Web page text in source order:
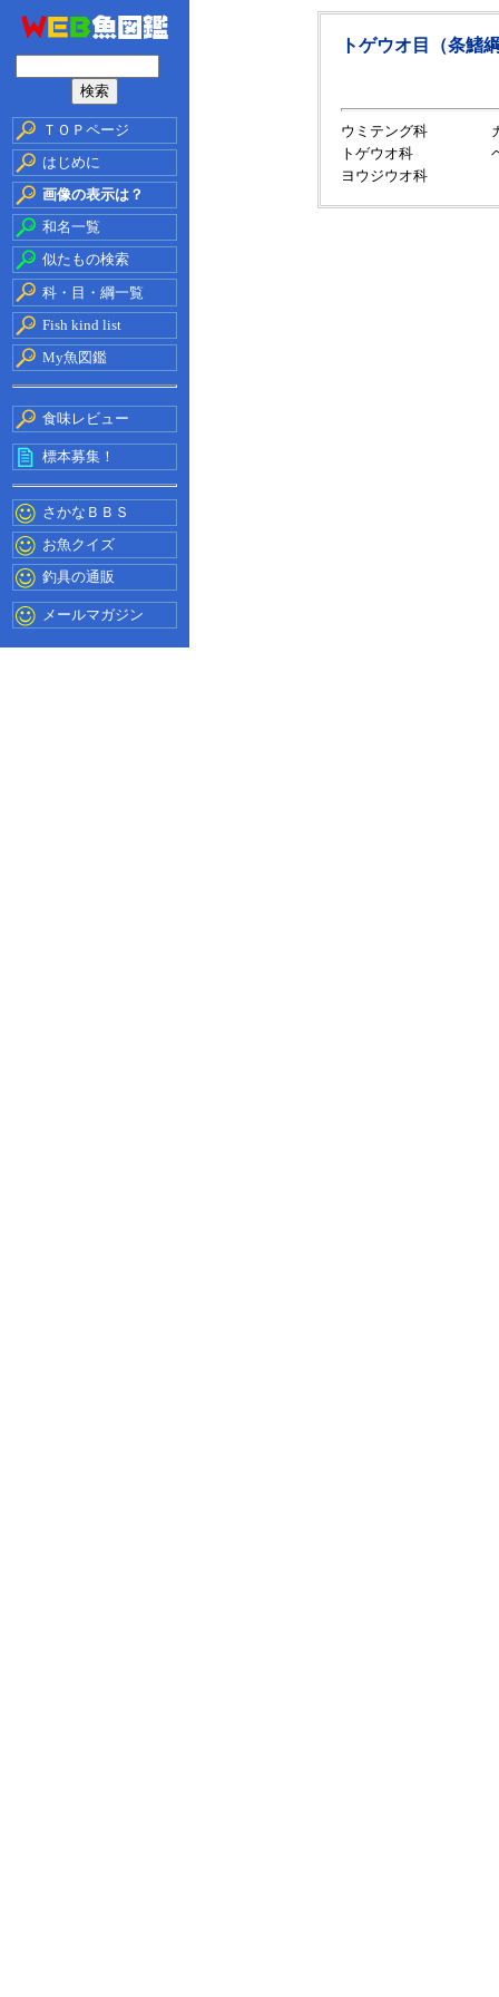
ＴＯＰページ
はじめに
画像の表示は？
和名一覧
似たもの検索
科・目・綱一覧
Fish kind list
My魚図鑑
食味レビュー
標本募集！
さかなＢＢＳ
お魚クイズ
釣具の通販
メールマガジン
トゲウオ目（条鰭
ウミテング科
トゲウオ科
ヨウジウオ科